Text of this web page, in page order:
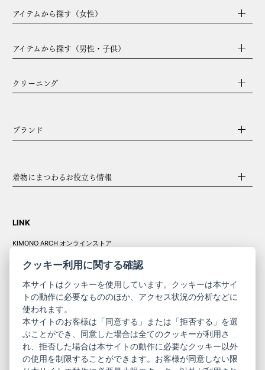
アイテムから探す（女性）
アイテムから探す（男性・子供）
クリーニング
ブランド
着物にまつわるお役立ち情報
LINK
KIMONO ARCH オンラインストア
コーポレート
サイト
きものやまと振
袖
サイト
ニュースレター ご利用案内
クッキー利用に関する確認
本サイトはクッキーを使用しています。クッキーは本サイ
トの動作に必要なもののほか、アクセス状況の分析などに
使われます。
本サイトのお客様は「同意する」または「拒否する」を選
ぶことができ、同意した場合は全てのクッキーが利用さ
れ、拒否した場合は本サイトの動作に必要なクッキー以外
の使用を制限することができます。お客様が同意しない限